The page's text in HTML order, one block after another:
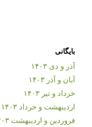
بایگانی
آذر و دی ۱۴۰۳
آبان و آذر ۱۴۰۳
خرداد و تیر ۱۴۰۳
اردیبهشت و خرداد ۱۴۰۳
فروردین و اردیبهشت ۱۴۰۳